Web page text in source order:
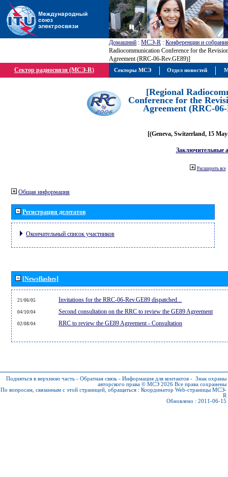
Домашний : МСЭ-R : Конференции и
Radiocommunication Conference for the
Agreement (RRC-06-Rev.GE89)]
Сектор радиосвязи (МСЭ-R)
[Regional
Conference for the
Agreement (RRC-
[(Geneva, Switzerland, 15
Заключительные
Расширить все
Общая информация
Регистрация делегатов
Окончательный список участников
[Newsflashes]
21/06/05 Invitations for the RRC-06-Rev.GE89 dispatched...
04/10/04 Second consultation on the RRC to review the GE89 Agreement
02/08/04 RRC to review the GE89 Agreement - Consultation
Подняться в верхнюю часть - Обратная связь - Информация для контактов - Знак охраны
авторского права © МСЭ 2026 Все права сохранены
По вопросам, связанным с этой страницей, обращаться : Координатор Web-страницы МСЭ-
R
Обновлено : 2011-06-15
Секторы МСЭ Отдел новостей